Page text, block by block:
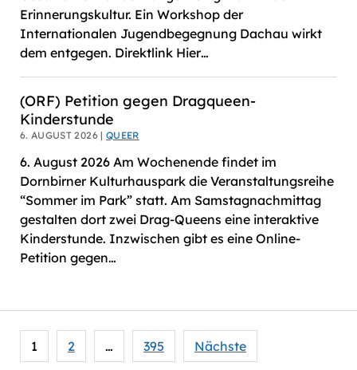
Erinnerungskultur. Ein Workshop der
Internationalen Jugendbegegnung Dachau wirkt
dem entgegen. Direktlink Hier…
(ORF) Petition gegen Dragqueen-
Kinderstunde
6. AUGUST 2026 |QUEER
6. August 2026 Am Wochenende findet im
Dornbirner Kulturhauspark die Veranstaltungsreihe
“Sommer im Park” statt. Am Samstagnachmittag
gestalten dort zwei Drag-Queens eine interaktive
Kinderstunde. Inzwischen gibt es eine Online-
Petition gegen…
Seitennummerierung
der
1 2 … 395 Nächste